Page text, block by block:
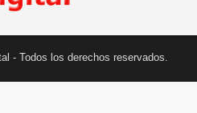
- Todos los derechos reservados.